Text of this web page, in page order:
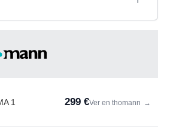
1 299 €Ver en thomann →